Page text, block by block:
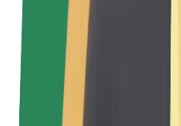
Qaydalar və Şərtlər
Məxfilik
Kukilər
© 2026 Bolt Technology OÜ
Məhsullar